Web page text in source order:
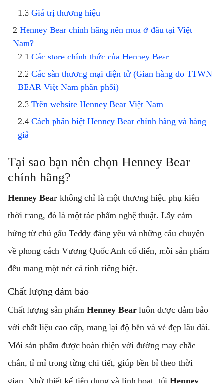
Giá trị thương hiệu
Henney Bear chính hãng nên mua ở đâu tại Việt
Nam?
Các store chính thức của Henney Bear
Các sàn thương mại điện tử (Gian hàng do TTWN
BEAR Việt Nam phân phối)
Trên website Henney Bear Việt Nam
Cách phân biệt Henney Bear chính hãng và hàng
giả
Tại sao bạn nên chọn Henney Bear
chính hãng?
Henney Bear không chỉ là một thương hiệu phụ kiện
thời trang, đó là một tác phẩm nghệ thuật. Lấy cảm
hứng từ chú gấu Teddy đáng yêu và những câu chuyện
về phong cách Vương Quốc Anh cổ điển, mỗi sản phẩm
đều mang một nét cá tính riêng biệt.
Chất lượng đảm bảo
Chất lượng sản phẩm Henney Bear luôn được đảm bảo
với chất liệu cao cấp, mang lại độ bền và vẻ đẹp lâu dài.
Mỗi sản phẩm được hoàn thiện với đường may chắc
chắn, tỉ mỉ trong từng chi tiết, giúp bền bỉ theo thời
gian. Nhờ thiết kế tiện dụng và linh hoạt, túi Henney